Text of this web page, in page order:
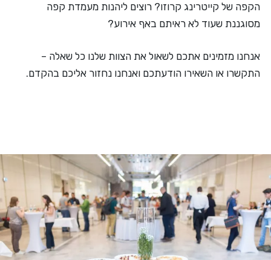
הקפה של קייטרינג קרוזו? רוצים ליהנות מעמדת קפה
מסוגננת שעוד לא ראיתם באף אירוע?
אנחנו מזמינים אתכם לשאול את הצוות שלנו כל שאלה –
התקשרו או השאירו הודעתכם ואנחנו נחזור אליכם בהקדם.